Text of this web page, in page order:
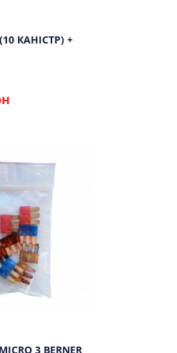
КАНІСТР) +
3 BERNER